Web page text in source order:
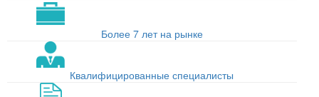
Более 7 лет на рынке
Квалифицированные специалисты